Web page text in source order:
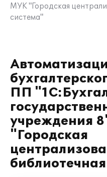
МУК "Городская
система"
ПП
учреждения
"Городская